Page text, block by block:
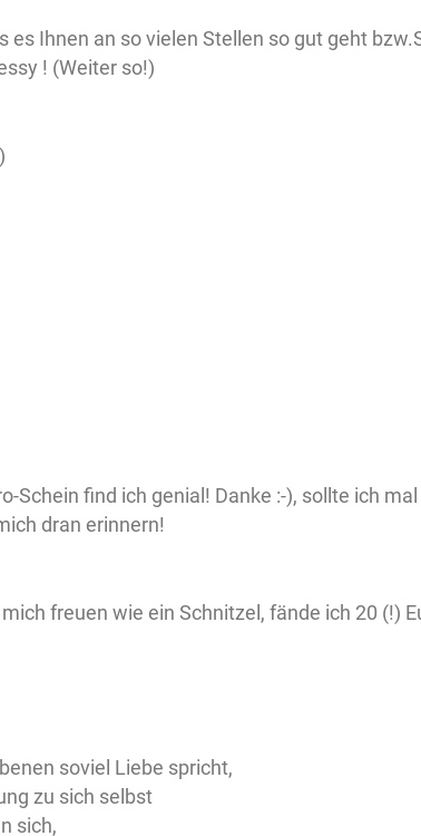
es Ihnen an so vielen Stellen so gut geht
! (Weiter so!)
Schein find ich genial! Danke :-), sollte ich
dran erinnern!
freuen wie ein Schnitzel, fände ich 20 (!)
soviel Liebe spricht,
zu sich selbst
sich,